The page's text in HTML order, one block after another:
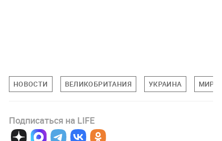
НОВОСТИ ВЕЛИКОБРИТАНИЯ УКРАИНА
Подписаться на LIFE